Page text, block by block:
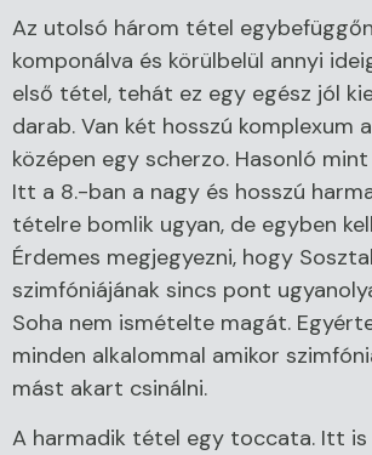
Az utolsó három tétel
komponálva és körülbelül annyi
első tétel, tehát ez egy egész jól
darab. Van két hosszú komplexum
középen egy scherzo. Hasonló
Itt a 8.-ban a nagy és hosszú
tételre bomlik ugyan, de egyben
Érdemes megjegyezni, hogy
szimfóniájának sincs pont
Soha nem ismételte magát.
minden alkalommal amikor
mást akart csinálni.
A harmadik tétel egy toccata. Itt is